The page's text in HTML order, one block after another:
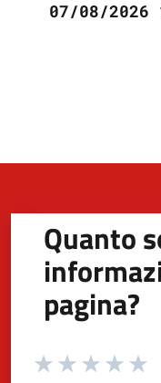
07/08/2026
Quanto
pagina?
Valuta da 1 a 5 stelle